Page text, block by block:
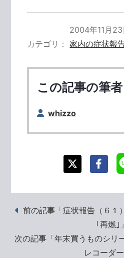
2004年11月
カテゴリ
家内の症状報
この記事の筆者
whizzo
前の記事「症状報告（６
｢再燃｣」
次の記事「年末買うものシ
レコーダー